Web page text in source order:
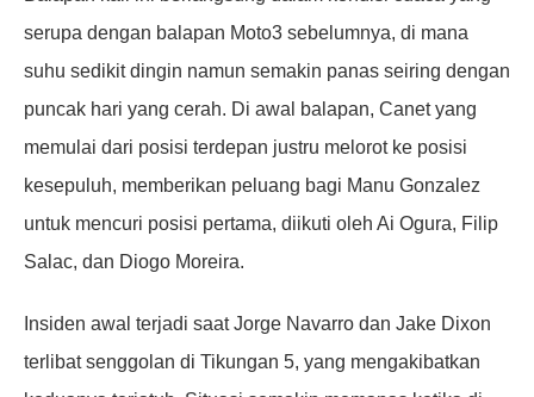
serupa dengan balapan Moto3 sebelumnya, di mana
suhu sedikit dingin namun semakin panas seiring dengan
puncak hari yang cerah. Di awal balapan, Canet yang
memulai dari posisi terdepan justru melorot ke posisi
kesepuluh, memberikan peluang bagi Manu Gonzalez
untuk mencuri posisi pertama, diikuti oleh Ai Ogura, Filip
Salac, dan Diogo Moreira.
Insiden awal terjadi saat Jorge Navarro dan Jake Dixon
terlibat senggolan di Tikungan 5, yang mengakibatkan